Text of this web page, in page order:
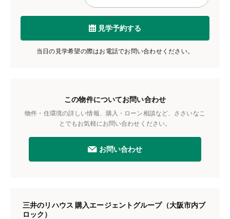
見学予約する
当日の見学希望の際はお電話でお問い合わせください。
この物件についてお問い合わせ
物件・住環境の詳しい情報、購入・ローン相談など、ささいなこ
とでもお気軽にお問い合わせください。
お問い合わせ
三井のリハウス 購入エージェントグループ（大阪市内ブ
ロック）